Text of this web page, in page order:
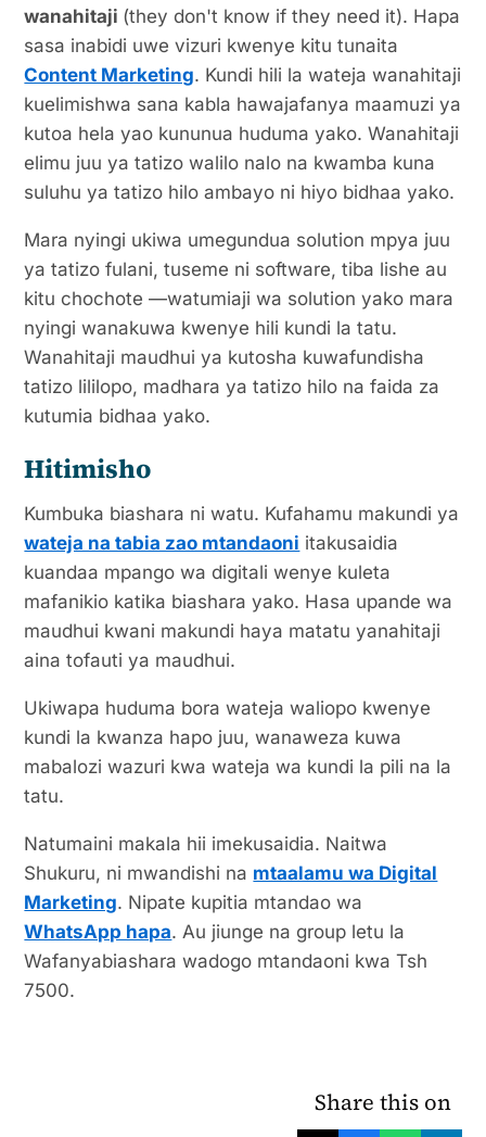
wanahitaji (they don't know if they need it). Hapa
sasa inabidi uwe vizuri kwenye kitu tunaita
Content Marketing. Kundi hili la wateja wanahitaji
kuelimishwa sana kabla hawajafanya maamuzi ya
kutoa hela yao kununua huduma yako. Wanahitaji
elimu juu ya tatizo walilo nalo na kwamba kuna
suluhu ya tatizo hilo ambayo ni hiyo bidhaa yako.
Mara nyingi ukiwa umegundua solution mpya juu
ya tatizo fulani, tuseme ni software, tiba lishe au
kitu chochote —watumiaji wa solution yako mara
nyingi wanakuwa kwenye hili kundi la tatu.
Wanahitaji maudhui ya kutosha kuwafundisha
tatizo lililopo, madhara ya tatizo hilo na faida za
kutumia bidhaa yako.
Hitimisho
Kumbuka biashara ni watu. Kufahamu makundi ya
wateja na tabia zao mtandaoni itakusaidia
kuandaa mpango wa digitali wenye kuleta
mafanikio katika biashara yako. Hasa upande wa
maudhui kwani makundi haya matatu yanahitaji
aina tofauti ya maudhui.
Ukiwapa huduma bora wateja waliopo kwenye
kundi la kwanza hapo juu, wanaweza kuwa
mabalozi wazuri kwa wateja wa kundi la pili na la
tatu.
Natumaini makala hii imekusaidia. Naitwa
Shukuru, ni mwandishi na mtaalamu wa Digital
Marketing. Nipate kupitia mtandao wa
WhatsApp hapa. Au jiunge na group letu la
Wafanyabiashara wadogo mtandaoni kwa Tsh
7500.
Share this on